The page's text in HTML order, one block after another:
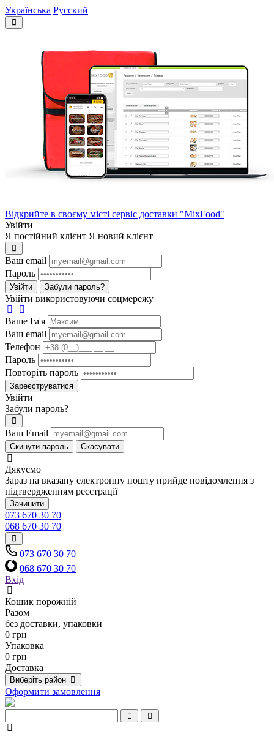
Українська Русский
Відкрийте в своєму місті сервіс доставки "MixFood"
Увійти
Я постійний клієнт Я новий клієнт
Ваш email
Пароль
Увійти Забули пароль?
Увійти використовуючи соцмережу
Ваше Iм'я
Ваш email
Телефон
Пароль
Повторіть пароль
Зареєструватися
Увійти
Забули пароль?
Ваш Email
Скинути пароль Скасувати
Дякуємо
Зараз на вказану електронну пошту прийде повідомлення з
підтвердженням реєстрації
Зачинити
073 670 30 70
068 670 30 70
073 670 30 70
068 670 30 70
Вхід
Кошик порожній
Разом
без доставки, упаковки
0 грн
Упаковка
0 грн
Доставка
Виберіть район
Оформити замовлення